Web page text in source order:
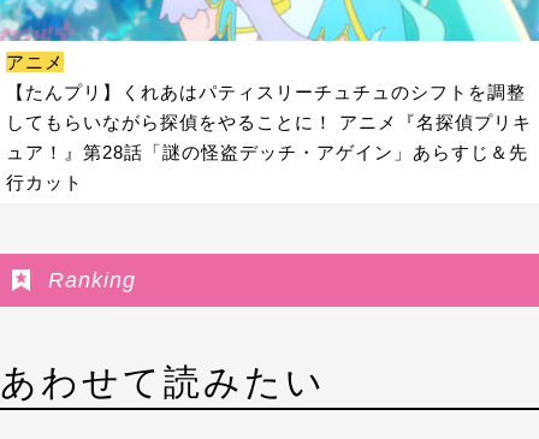
アニメ
【たんプリ】くれあはパティスリーチュチュのシフトを調整
してもらいながら探偵をやることに！ アニメ『名探偵プリキ
ュア！』第28話「謎の怪盗デッチ・アゲイン」あらすじ＆先
行カット
Ranking
あわせて読みたい